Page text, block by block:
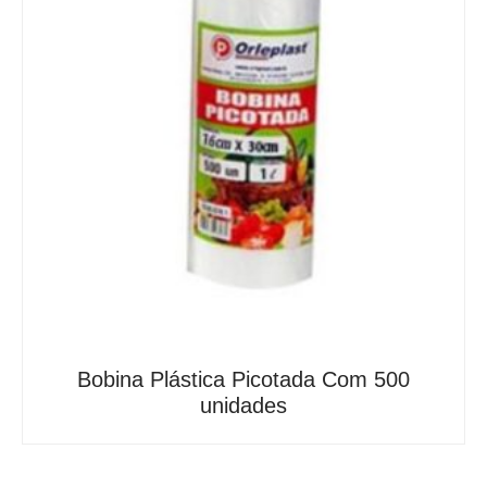
Bobina Plástica Picotada Com 500
unidades